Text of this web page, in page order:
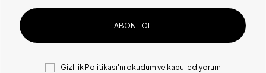
Gizlilik Politikası'nı okudum ve kabul ediyorum